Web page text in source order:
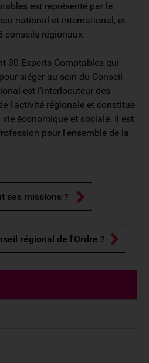
est représenté par le
national et international, et
conseils régionaux.
30 Experts-Comptables qui
siéger au sein du Conseil
est l'interlocuteur des
l'activité régionale et constitue
économique et sociale. Il est
pour l'ensemble de la
ses missions ?
régional de l'Ordre ?